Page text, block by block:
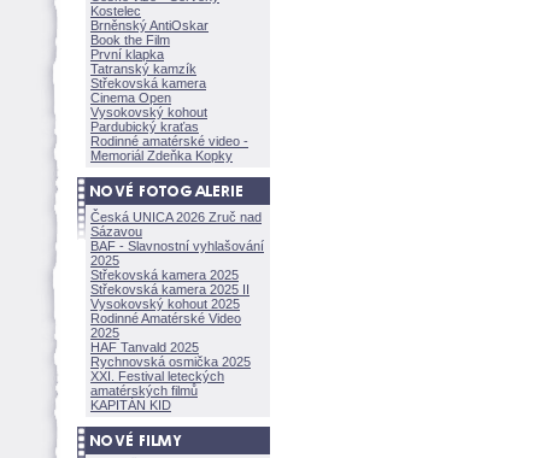
Kostelec
Brněnský AntiOskar
Book the Film
První klapka
Tatranský kamzík
Střekovská kamera
Cinema Open
Vysokovský kohout
Pardubický kraťas
Rodinné amatérské video -
Memoriál Zdeňka Kopky
Česká UNICA 2026 Zruč nad
Sázavou
BAF - Slavnostní vyhlašování
2025
Střekovská kamera 2025
Střekovská kamera 2025 II
Vysokovský kohout 2025
Rodinné Amatérské Video
2025
HAF Tanvald 2025
Rychnovská osmička 2025
XXI. Festival leteckých
amatérských filmů
KAPITÁN KID